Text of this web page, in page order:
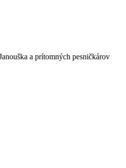
a prítomných pesničkárov